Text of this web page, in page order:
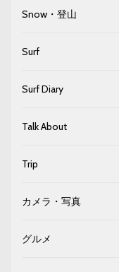
Snow・登山
Surf
Surf Diary
Talk About
Trip
カメラ・写真
グルメ